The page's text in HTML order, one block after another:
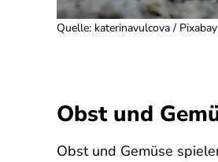
Quelle: katerinavulcova / Pixabay
Obst und
Obst und Gemüse